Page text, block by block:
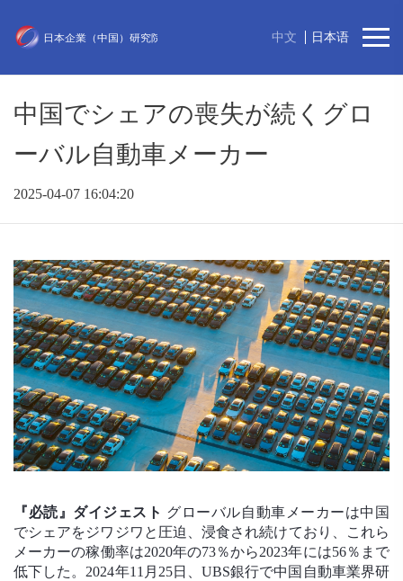
中文 日本语
中国でシェアの喪失が続くグロ
ーバル自動車メーカー
2025-04-07 16:04:20
『必読』ダイジェスト グローバル自動車メーカーは中国
でシェアをジワジワと圧迫、浸食され続けており、これら
メーカーの稼働率は2020年の73％から2023年には56％まで
低下した。2024年11月25日、UBS銀行で中国自動車業界研